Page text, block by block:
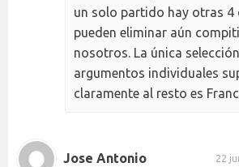
un solo partido hay otras 4
pueden eliminar aún
nosotros. La única
argumentos individuales
claramente al resto es
Jose Antonio 22